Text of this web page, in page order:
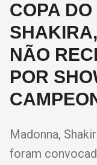
COPA
NÃO
POR
Madonna,
foram